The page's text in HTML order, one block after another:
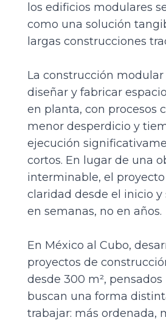
los edificios modulares
como una solución
largas construcciones
La construcción modular
diseñar y fabricar
en planta, con procesos
menor desperdicio y
ejecución
cortos. En lugar de una
interminable, el
claridad desde el inicio y
en semanas, no en años.
En México al Cubo,
proyectos de
desde 300 m²,
buscan una forma
trabajar: más ordenada,